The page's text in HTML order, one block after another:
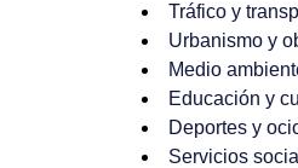
Tráfico y
Urbanismo y
Medio
Educación y
Deportes y
Servicios